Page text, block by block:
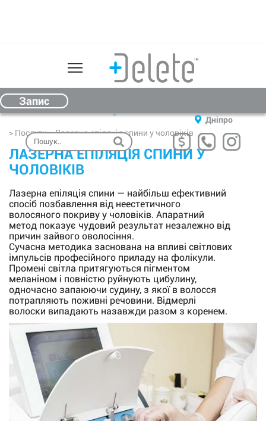
Послуги
Ціни
Обладнання
Відгуки
Подарунковий сертифікат
Результати
Контакти
(067) 612-00-33
Дніпро
Запис
> Послуги > Лазерна епіляція спини у чоловіків
ЛАЗЕРНА ЕПІЛЯЦІЯ СПИНИ У
ЧОЛОВІКІВ
Лазерна епіляція спини — найбільш ефективний
спосіб позбавлення від неестетичного
волосяного покриву у чоловіків. Апаратний
метод показує чудовий результат незалежно від
причин зайвого оволосіння.
Сучасна методика заснована на впливі світлових
імпульсів професійного приладу на фолікули.
Промені світла притягуються пігментом
меланіном і повністю руйнують цибулину,
одночасно запаюючи судину, з якої в волосся
потрапляють поживні речовини. Відмерлі
волоски випадають назавжди разом з коренем.